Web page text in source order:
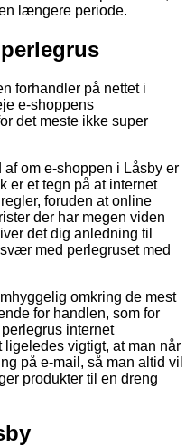
længere periode.
forhandler på nettet i
e-shoppens
det meste ikke super
af om e-shoppen i Låsby er
er et tegn på at internet
foruden at online
der har megen viden
det dig anledning til
med perlegruset med
omkring de mest
for handlen, som for
internet
ligeledes vigtigt, at man når
på e-mail, så man altid vil
produkter til en dreng